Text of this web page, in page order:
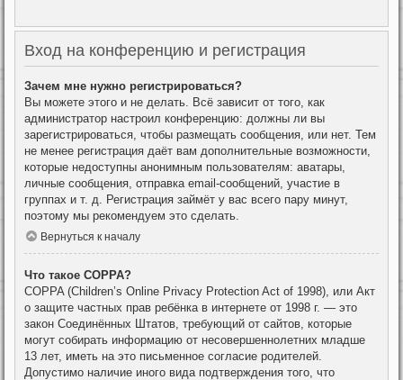
Вход на конференцию и регистрация
Зачем мне нужно регистрироваться?
Вы можете этого и не делать. Всё зависит от того, как
администратор настроил конференцию: должны ли вы
зарегистрироваться, чтобы размещать сообщения, или нет. Тем
не менее регистрация даёт вам дополнительные возможности,
которые недоступны анонимным пользователям: аватары,
личные сообщения, отправка email-сообщений, участие в
группах и т. д. Регистрация займёт у вас всего пару минут,
поэтому мы рекомендуем это сделать.
Вернуться к началу
Что такое COPPA?
COPPA (Children’s Online Privacy Protection Act of 1998), или Акт
о защите частных прав ребёнка в интернете от 1998 г. — это
закон Соединённых Штатов, требующий от сайтов, которые
могут собирать информацию от несовершеннолетних младше
13 лет, иметь на это письменное согласие родителей.
Допустимо наличие иного вида подтверждения того, что